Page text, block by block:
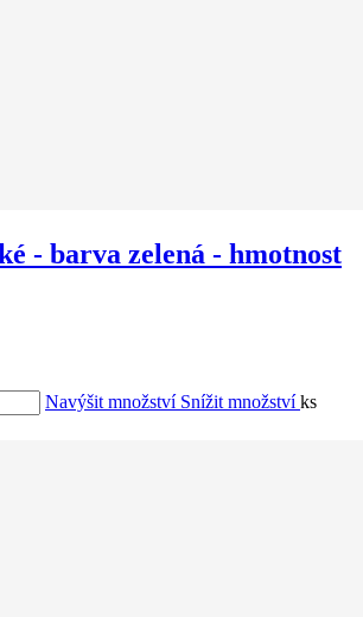
- barva zelená - hmotnost
Navýšit množství Snížit množstvíks